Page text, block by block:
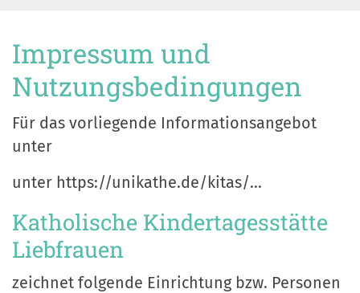
Impressum und
Nutzungsbedingungen
Für das vorliegende Informationsangebot
unter
unter https://unikathe.de/kitas/...
Katholische Kindertagesstätte
Liebfrauen
zeichnet folgende Einrichtung bzw. Personen